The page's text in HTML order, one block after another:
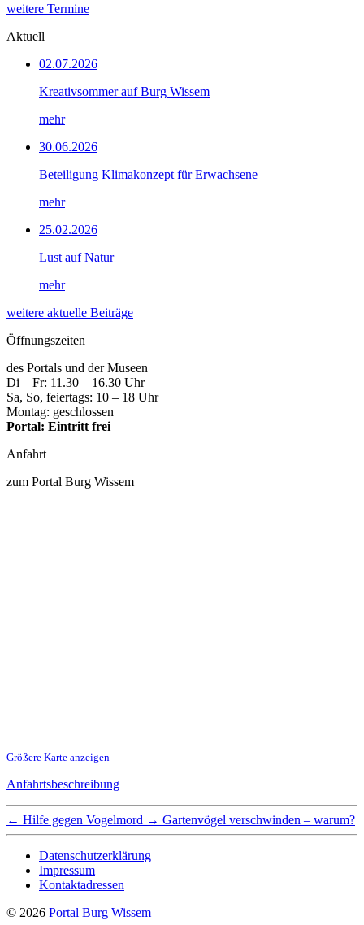
weitere Termine
Aktuell
02.07.2026
Kreativsommer auf Burg Wissem
mehr
30.06.2026
Beteiligung Klimakonzept für Erwachsene
mehr
25.02.2026
Lust auf Natur
mehr
weitere aktuelle Beiträge
Öffnungszeiten
des Portals und der Museen
Di – Fr: 11.30 – 16.30 Uhr
Sa, So, feiertags: 10 – 18 Uhr
Montag: geschlossen
Portal: Eintritt frei
Anfahrt
zum Portal Burg Wissem
Größere Karte anzeigen
Anfahrtsbeschreibung
← Hilfe gegen Vogelmord → Gartenvögel verschwinden – warum?
Datenschutzerklärung
Impressum
Kontaktadressen
© 2026 Portal Burg Wissem